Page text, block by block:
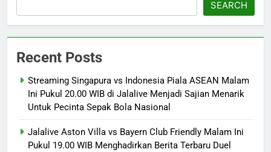
SEARCH
Recent Posts
Streaming Singapura vs Indonesia Piala ASEAN Malam
Ini Pukul 20.00 WIB di Jalalive Menjadi Sajian Menarik
Untuk Pecinta Sepak Bola Nasional
Jalalive Aston Villa vs Bayern Club Friendly Malam Ini
Pukul 19.00 WIB Menghadirkan Berita Terbaru Duel